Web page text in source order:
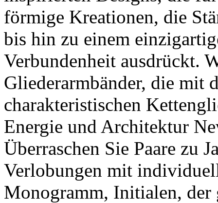
förmige Kreationen, die
bis hin zu einem
Verbundenheit ausdrückt.
Gliederarmbänder, die mit
charakteristischen
Energie und Architektur
Überraschen Sie Paare zu
Verlobungen mit
Monogramm, Initialen, der